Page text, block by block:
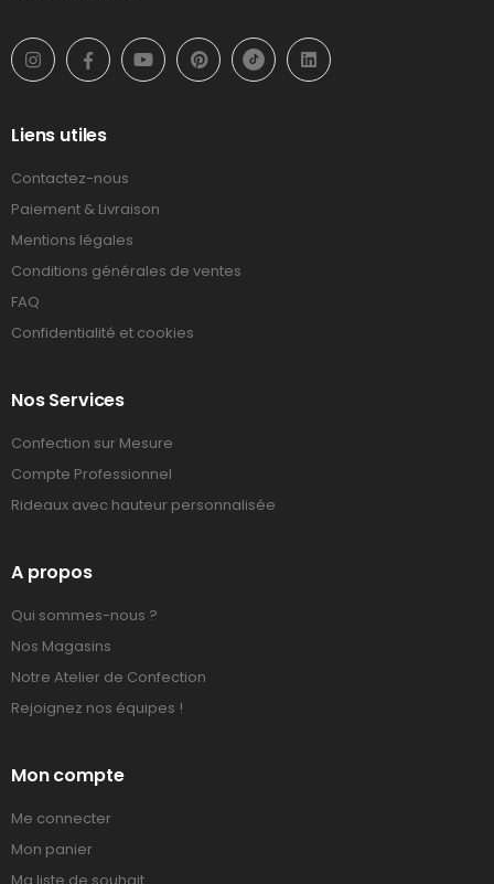
Liens utiles
Contactez-nous
Paiement & Livraison
Mentions légales
Conditions générales de ventes
FAQ
Confidentialité et cookies
Nos Services
Confection sur Mesure
Compte Professionnel
Rideaux avec hauteur personnalisée
A propos
Qui sommes-nous ?
Nos Magasins
Notre Atelier de Confection
Rejoignez nos équipes !
Mon compte
Me connecter
Mon panier